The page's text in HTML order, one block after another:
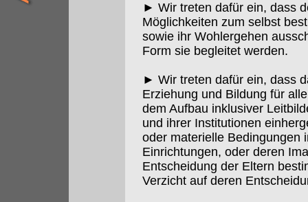
► Wir treten dafür ein, dass
Möglichkeiten zum selbst
sowie ihr Wohlergehen
Form sie begleitet werden.
► Wir treten dafür ein, dass
Erziehung und Bildung für
dem Aufbau inklusiver
und ihrer Institutionen
oder materielle Bedingungen
Einrichtungen, oder deren
Entscheidung der Eltern
Verzicht auf deren